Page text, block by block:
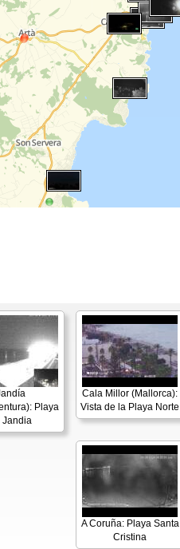
Playa
Jandia
Cala Millor (Mallorca):
Vista de la Playa Norte
A Coruña: Playa Santa
Cristina